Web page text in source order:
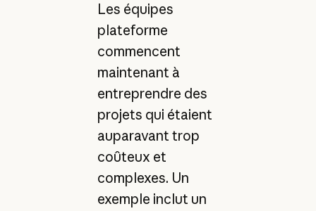
Les équipes
plateforme
commencent
maintenant à
entreprendre des
projets qui étaient
auparavant trop
coûteux et
complexes. Un
exemple inclut un